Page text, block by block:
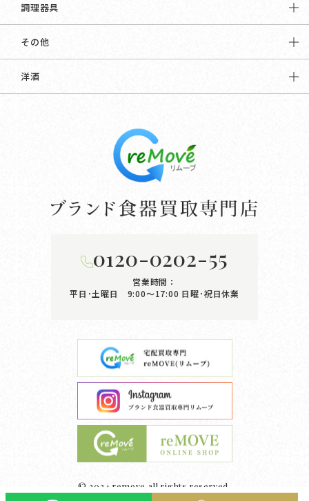
調理器具
その他
洋酒
0120-0202-55
営業時間：
平日･土曜日 9:00〜17:00 日曜･祝日休業
© 2024 remove all rights reserved.